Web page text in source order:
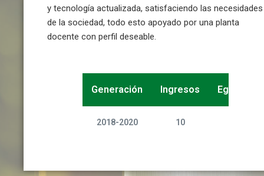
y tecnología actualizada, satisfaciendo las necesidades
de la sociedad, todo esto apoyado por una planta
docente con perfil deseable.
Generación Ingresos Egresos
2018-2020 10